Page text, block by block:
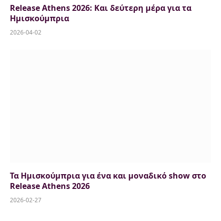
Release Athens 2026: Και δεύτερη μέρα για τα
Ημισκούμπρια
2026-04-02
Τα Ημισκούμπρια για ένα και μοναδικό show στο
Release Athens 2026
2026-02-27